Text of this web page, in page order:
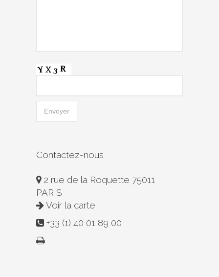
Contactez-nous
2 rue de la Roquette 75011
PARIS
Voir la carte
+33 (1) 40 01 89 00